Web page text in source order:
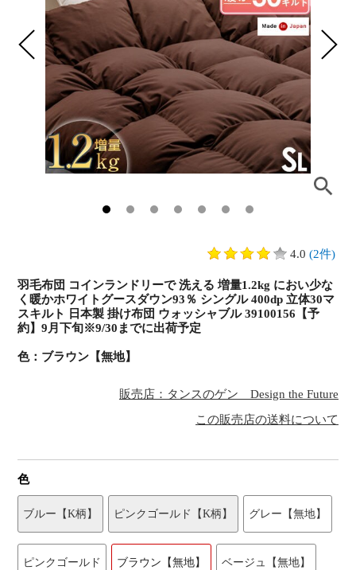
4.0 (2件)
羽毛布団 コインランドリーで 洗える 増量1.2kg におい少な
く暖かホワイトグースダウン93％ シングル 400dp 立体30マ
スキルト 日本製 掛け布団 ウォッシャブル 39100156【予
約】9月下旬※9/30までに出荷予定
色：ブラウン【無地】
販売店：タンスのゲン Design the Future
この販売店の送料について
色
ブルー【K柄】 ピンクゴールド【K柄】 グレー【無地】
ピンクゴールド ブラウン【無地】 ベージュ【無地】